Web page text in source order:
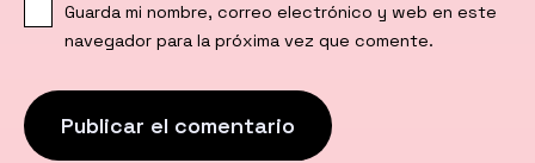
Guarda mi nombre, correo electrónico y web en este
navegador para la próxima vez que comente.